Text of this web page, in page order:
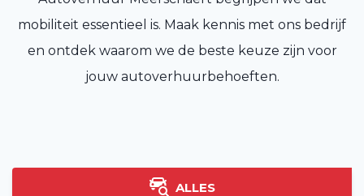
mobiliteit essentieel is. Maak kennis met ons bedrijf
en ontdek waarom we de beste keuze zijn voor
jouw autoverhuurbehoeften.
ALLES